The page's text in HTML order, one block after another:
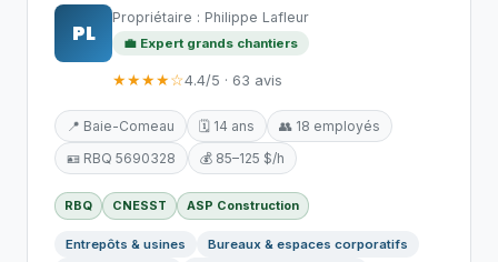
PL
Propriétaire : Philippe Lafleur
💼 Expert grands chantiers
★★★★☆4.4/5 · 63 avis
📍 Baie-Comeau 🗓️ 14 ans
👥 18 employés
🪪 RBQ 5690328
💰 85–125 $/h
RBQ CNESST ASP Construction
Entrepôts & usines
Bureaux & espaces corporatifs